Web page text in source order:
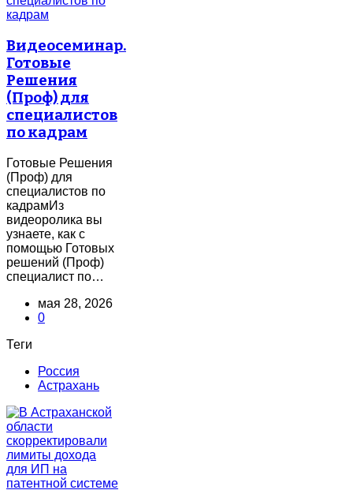
Видеосеминар.
Готовые
Решения
(Проф) для
специалистов
по кадрам
Готовые Решения
(Проф) для
специалистов по
кадрамИз
видеоролика вы
узнаете, как с
помощью Готовых
решений (Проф)
специалист по…
мая 28, 2026
0
Теги
Россия
Астрахань